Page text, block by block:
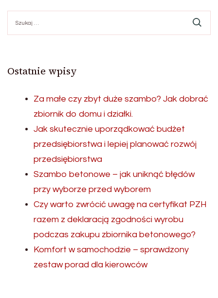
Ostatnie wpisy
Za małe czy zbyt duże szambo? Jak dobrać
zbiornik do domu i działki.
Jak skutecznie uporządkować budżet
przedsiębiorstwa i lepiej planować rozwój
przedsiębiorstwa
Szambo betonowe – jak uniknąć błędów
przy wyborze przed wyborem
Czy warto zwrócić uwagę na certyfikat PZH
razem z deklaracją zgodności wyrobu
podczas zakupu zbiornika betonowego?
Komfort w samochodzie – sprawdzony
zestaw porad dla kierowców